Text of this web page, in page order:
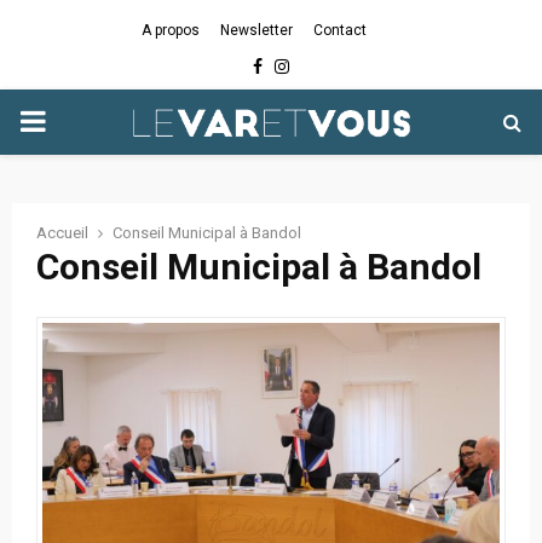
A propos Newsletter Contact
Facebook
Instagram
PRIMARY
Accueil Conseil Municipal à Bandol
Conseil Municipal à Bandol